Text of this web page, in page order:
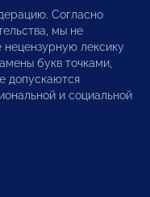
Согласно
мы не
лексику
букв точками,
допускаются
и социальной